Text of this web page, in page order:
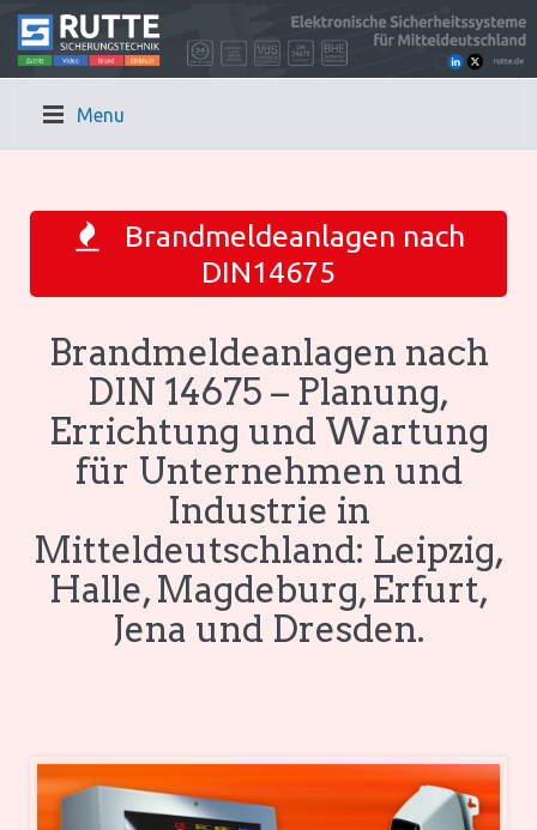
Menu
Brandmeldeanlagen nach
DIN14675
Brandmeldeanlagen nach
DIN 14675 – Planung,
Errichtung und Wartung
für Unternehmen und
Industrie in
Mitteldeutschland: Leipzig,
Halle, Magdeburg, Erfurt,
Jena und Dresden.